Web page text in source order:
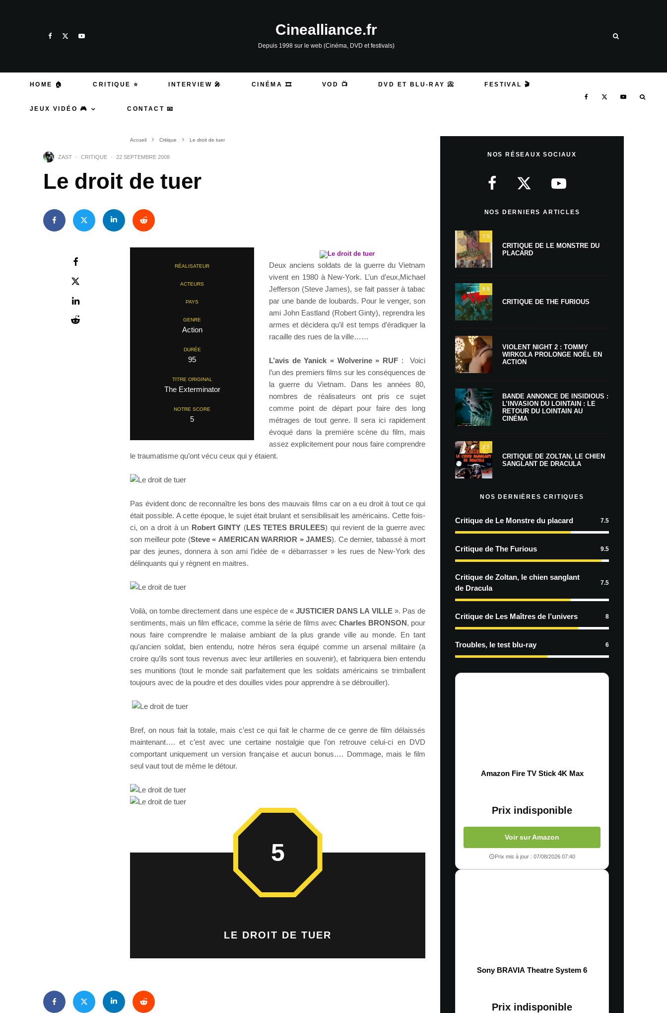
Cinealliance.fr
Depuis 1998 sur le web (Cinéma, DVD et festivals)
HOME 🏠 CRITIQUE ⭐ INTERVIEW 🎤 CINÉMA 🎞️ VOD 📺 DVD ET BLU-RAY 📀 FESTIVAL 🎬
JEUX VIDÉO 🎮 CONTACT 📧
Accueil Critique Le droit de tuer
ZAST · CRITIQUE · 22 SEPTEMBRE 2008
Le droit de tuer
RÉALISATEUR
ACTEURS
PAYS
GENRE
Action
DURÉE
95
TITRE ORIGINAL
The Exterminator
NOTRE SCORE
5
Deux anciens soldats de la guerre du Vietnam
vivent en 1980 à New-York. L’un d’eux,Michael
Jefferson (Steve James), se fait passer à tabac
par une bande de loubards. Pour le venger, son
ami John Eastland (Robert Ginty), reprendra les
armes et décidera qu’il est temps d’éradiquer la
racaille des rues de la ville……
L’avis de Yanick « Wolverine » RUF : Voici
l’un des premiers films sur les conséquences de
la guerre du Vietnam. Dans les années 80,
nombres de réalisateurs ont pris ce sujet
comme point de départ pour faire des long
métrages de tout genre. Il sera ici rapidement
évoqué dans la première scène du film, mais
assez explicitement pour nous faire comprendre
le traumatisme qu’ont vécu ceux qui y étaient.
Pas évident donc de reconnaître les bons des mauvais films car on a eu droit à tout ce qui
était possible. A cette époque, le sujet était brulant et sensibilisait les américains. Cette fois-
ci, on a droit à un Robert GINTY (LES TETES BRULEES) qui revient de la guerre avec
son meilleur pote (Steve « AMERICAN WARRIOR » JAMES). Ce dernier, tabassé à mort
par des jeunes, donnera à son ami l’idée de « débarrasser » les rues de New-York des
délinquants qui y règnent en maitres.
Voilà, on tombe directement dans une espèce de «JUSTICIER DANS LA VILLE». Pas de
sentiments, mais un film efficace, comme la série de films avecCharles BRONSON, pour
nous faire comprendre le malaise ambiant de la plus grande ville au monde. En tant
qu’ancien soldat, bien entendu, notre héros sera équipé comme un arsenal militaire (a
croire qu’ils sont tous revenus avec leur artilleries en souvenir), et fabriquera bien entendu
ses munitions (tout le monde sait parfaitement que les soldats américains se trimballent
toujours avec de la poudre et des douilles vides pour apprendre à se débrouiller).
Bref, on nous fait la totale, mais c’est ce qui fait le charme de ce genre de film délaissés
maintenant…. et c’est avec une certaine nostalgie que l’on retrouve celui-ci en DVD
comportant uniquement un version française et aucun bonus…. Dommage, mais le film
seul vaut tout de même le détour.
LE DROIT DE TUER
5
NOS RÉSEAUX SOCIAUX
NOS DERNIERS ARTICLES
7.5
CRITIQUE DE LE MONSTRE DU
PLACARD
9.5
CRITIQUE DE THE FURIOUS
VIOLENT NIGHT 2 : TOMMY
WIRKOLA PROLONGE NOËL EN
ACTION
BANDE ANNONCE DE INSIDIOUS :
L’INVASION DU LOINTAIN : LE
RETOUR DU LOINTAIN AU
CINÉMA
7.5
CRITIQUE DE ZOLTAN, LE CHIEN
SANGLANT DE DRACULA
NOS DERNIÈRES CRITIQUES
Critique de Le Monstre du placard 7.5
Critique de The Furious 9.5
Critique de Zoltan, le chien sanglant
de Dracula
7.5
Critique de Les Maîtres de l’univers 8
Troubles, le test blu-ray 6
Amazon Fire TV Stick 4K Max
Prix indisponible
Voir sur Amazon
Prix mis à jour : 07/08/2026 07:40
Sony BRAVIA Theatre System 6
Prix indisponible